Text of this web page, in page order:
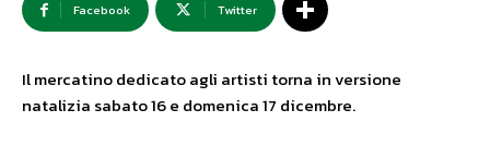
Facebook Twitter
Il mercatino dedicato agli artisti torna in versione
natalizia sabato 16 e domenica 17 dicembre.